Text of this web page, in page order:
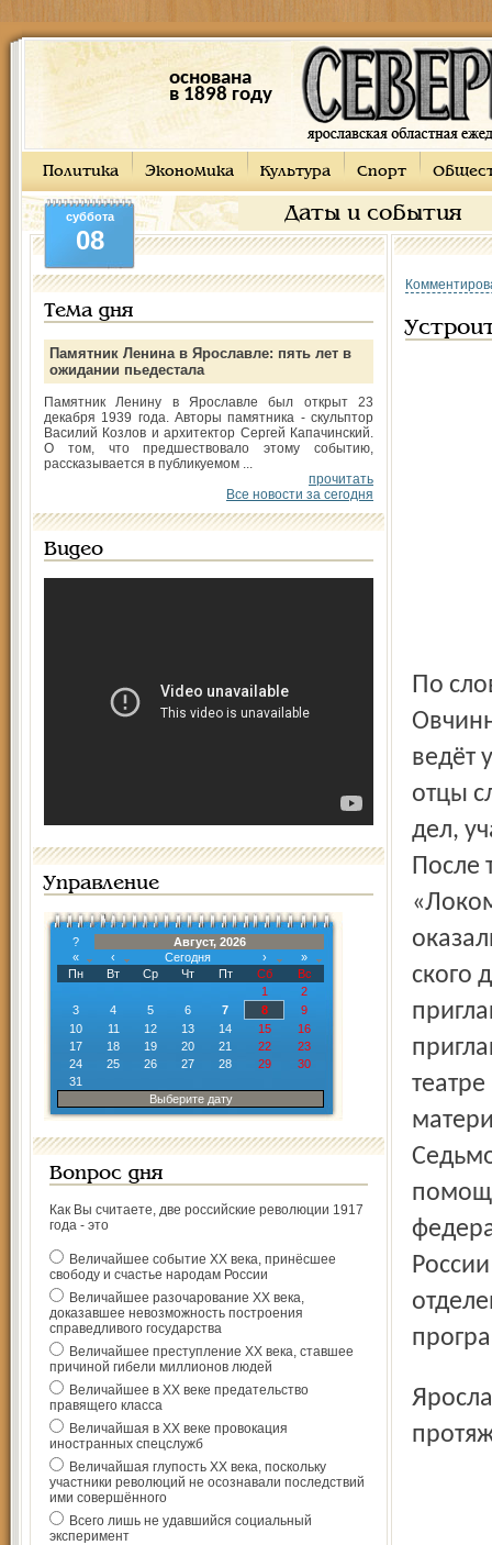
основана
в 1898 году
Политика Экономика Культура Спорт
Даты и события
суббота
08
Тема дня
Памятник Ленина в Ярославле: пять лет в
ожидании пьедестала
Памятник Ленину в Ярославле был открыт 23
декабря 1939 года. Авторы памятника - скульптор
Василий Козлов и архитектор Сергей Капачинский.
О том, что предшествовало этому событию,
рассказывается в публикуемом ...
прочитать
Все новости за сегодня
Видео
Управление
?
Август, 2026
«
‹ Сегодня ›
»
Пн
Вт Ср Чт Пт Сб
Вс
1
2
3
4 5 6 7 8
9
10
11 12 13 14 15
16
17
18 19 20 21 22
23
24
25 26 27 28 29
30
31
Выберите дату
Вопрос дня
Как Вы считаете, две российские революции 1917
года - это
Величайшее событие ХХ века, принёсшее
свободу и счастье народам России
Величайшее разочарование ХХ века,
доказавшее невозможность построения
справедливого государства
Величайшее преступление ХХ века, ставшее
причиной гибели миллионов людей
Величайшее в ХХ веке предательство
правящего класса
Величайшая в ХХ веке провокация
иностранных спецслужб
Величайшая глупость ХХ века, поскольку
участники революций не осознавали последствий
ими совершённого
Всего лишь не удавшийся социальный
эксперимент
По словам председателя Сергея Николаевича
ведёт
отцы
дел,
После
ского
Ярославское отделение Российского детского фонда на